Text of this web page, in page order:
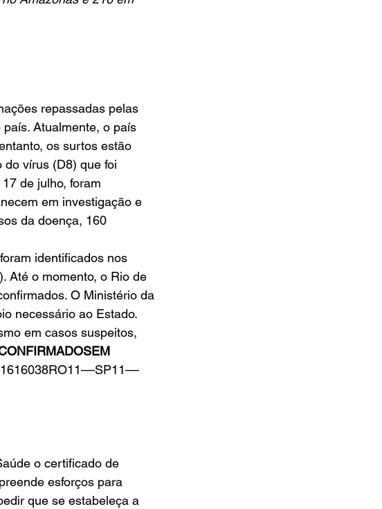
repassadas pelas
Atualmente, o país
os surtos estão
vírus (D8) que foi
de julho, foram
em investigação e
da doença, 160
identificados nos
Até o momento, o Rio de
O Ministério da
necessário ao Estado.
em casos suspeitos,
o certificado de
esforços para
que se estabeleça a